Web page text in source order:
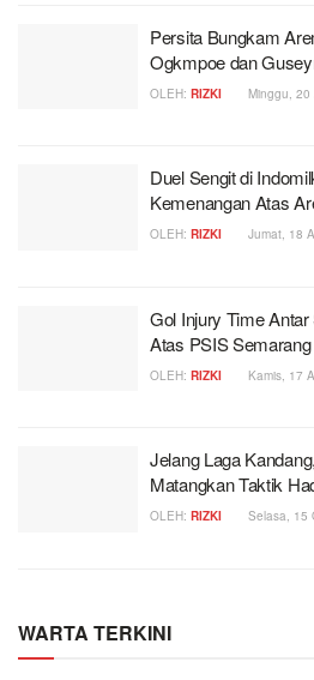
Persita Bungkam
Ogkmpoe dan
OLEH: RIZKI Minggu, 20
Duel Sengit di
Kemenangan Atas
OLEH: RIZKI Jumat, 18
Gol Injury Time
Atas PSIS Semarang
OLEH: RIZKI Kamis, 17
Jelang Laga
Matangkan Taktik
OLEH: RIZKI Selasa, 15
WARTA TERKINI